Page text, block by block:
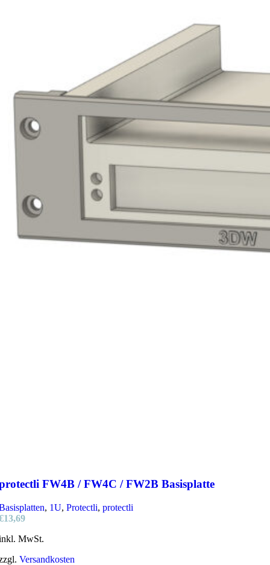
FW4B / FW4C / FW2B Basisplatte
, 1U, Protectli, protectli
13,69
MwSt.
Versandkosten